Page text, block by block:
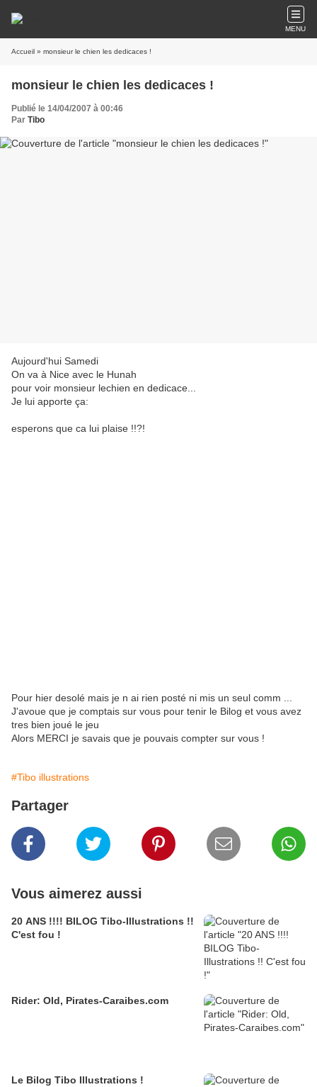
MENU
Accueil » monsieur le chien les dedicaces !
monsieur le chien les dedicaces !
Publié le 14/04/2007 à 00:46
Par Tibo
Aujourd'hui Samedi
On va à Nice avec le Hunah
pour voir monsieur lechien en dedicace...
Je lui apporte ça:
esperons que ca lui plaise !!?!
Pour hier desolé mais je n ai rien posté ni mis un seul comm ...
J'avoue que je comptais sur vous pour tenir le Bilog et vous avez
tres bien joué le jeu
Alors MERCI je savais que je pouvais compter sur vous !
#Tibo illustrations
Partager
Vous aimerez aussi
20 ANS !!!! BILOG Tibo-Illustrations !!
C'est fou !
Rider: Old, Pirates-Caraibes.com
Le Bilog Tibo Illustrations !